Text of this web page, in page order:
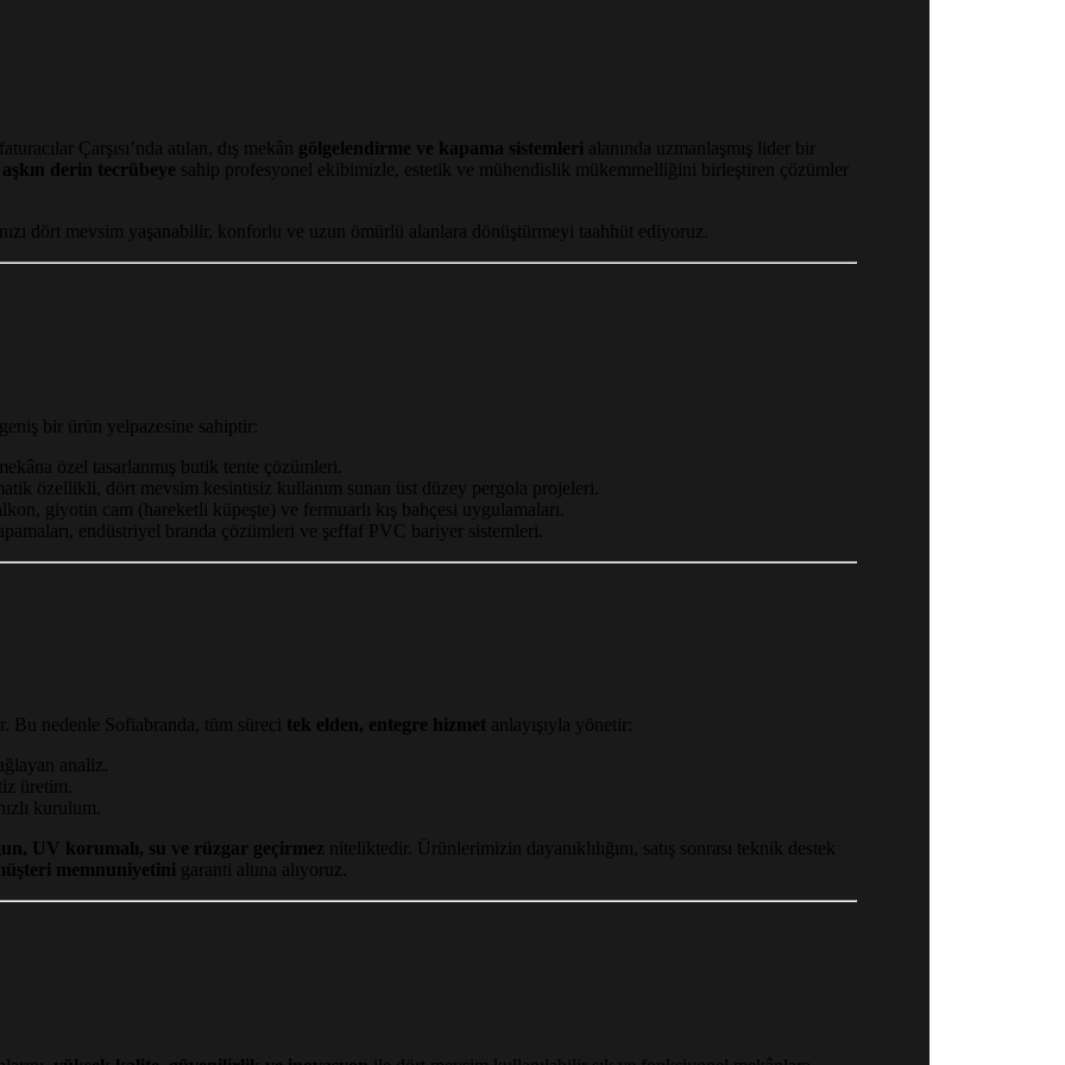
Çarşısı’nda atılan, dış mekân gölgelendirme ve kapama sistemleri alanında uzmanlaşmış lider bir
aşkın derin tecrübeye sahip profesyonel ekibimizle, estetik ve mühendislik mükemmelliğini birleştiren çözümler
dört mevsim yaşanabilir, konforlu ve uzun ömürlü alanlara dönüştürmeyi taahhüt ediyoruz.
bir ürün yelpazesine sahiptir:
özel tasarlanmış butik tente çözümleri.
özellikli, dört mevsim kesintisiz kullanım sunan üst düzey pergola projeleri.
giyotin cam (hareketli küpeşte) ve fermuarlı kış bahçesi uygulamaları.
endüstriyel branda çözümleri ve şeffaf PVC bariyer sistemleri.
Bu nedenle Sofiabranda, tüm süreci tek elden, entegre hizmet anlayışıyla yönetir:
analiz.
üretim.
kurulum.
UV korumalı, su ve rüzgar geçirmez niteliktedir. Ürünlerimizin dayanıklılığını, satış sonrası teknik destek
memnuniyetini garanti altına alıyoruz.